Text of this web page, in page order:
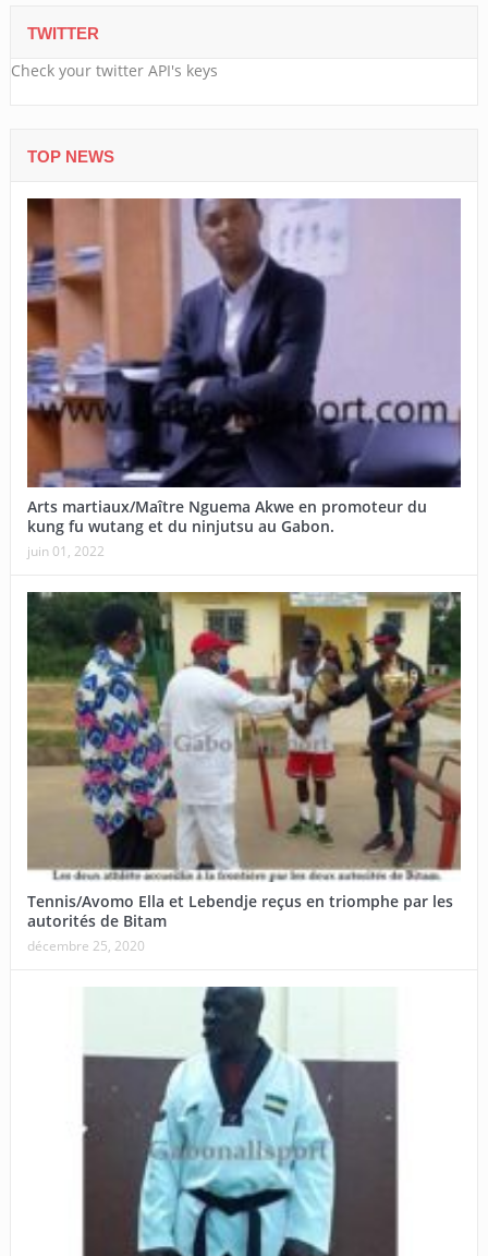
TWITTER
Check your twitter API's keys
TOP NEWS
Arts martiaux/Maître Nguema Akwe en promoteur du
kung fu wutang et du ninjutsu au Gabon.
juin 01, 2022
Tennis/Avomo Ella et Lebendje reçus en triomphe par les
autorités de Bitam
décembre 25, 2020